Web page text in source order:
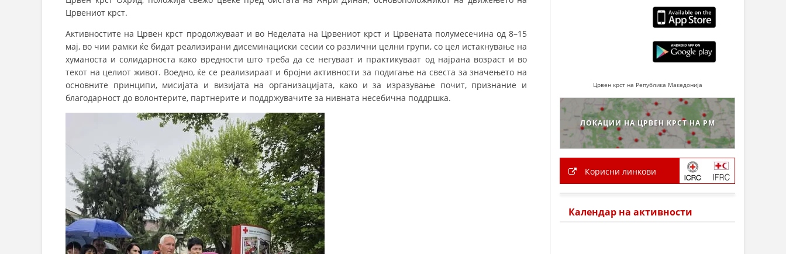
MЕЃУНАРОДНО ХУМАНИТАРНО ПРАВО
ПРОМОЦИЈА НА ХУМАНИ ВРЕДНОСТИ
СОЦИЈАЛНО ХУМАНИТАРНА ДЕЈНОСТ
ПОДГОТВЕНОСТ И ДЕЈСТВО ПРИ КАТАСТРОФИ
ПРОЕКТИ – ПОДГОТВЕНОСТ И ДЕЈСТВУВАЊЕ ПРИ КАТАСТРОФИ
Црвениот крст.
Активностите на Црвен крст продолжуваат и во Неделата на Црвениот крст и Црвената полумесечина од 8–15
мај, во чии рамки ќе бидат реализирани дисеминациски сесии со различни целни групи, со цел истакнување на
хуманоста и солидарноста како вредности што треба да се негуваат и практикуваат од најрана возраст и во
текот на целиот живот. Воедно, ќе се реализираат и бројни активности за подигање на свеста за значењето на
основните принципи, мисијата и визијата на организацијата, како и за изразување почит, признание и
благодарност до волонтерите, партнерите и поддржувачите за нивната несебична поддршка.
Црвен крст на Република Македонија
ЛОКАЦИИ НА ЦРВЕН КРСТ НА РМ
Корисни линкови
Календар на активности